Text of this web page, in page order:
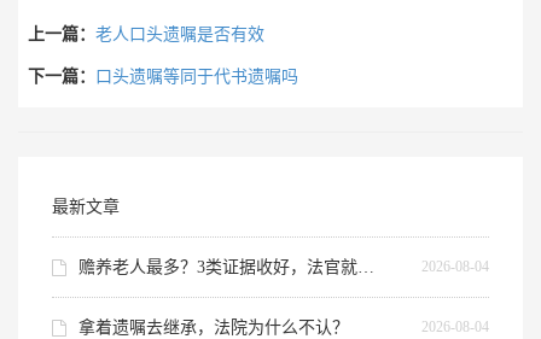
上一篇：老人口头遗嘱是否有效
下一篇： 口头遗嘱等同于代书遗嘱吗
最新文章
赡养老人最多？3类证据收好，法官就认这个 2026-08-04
拿着遗嘱去继承，法院为什么不认？ 2026-08-04